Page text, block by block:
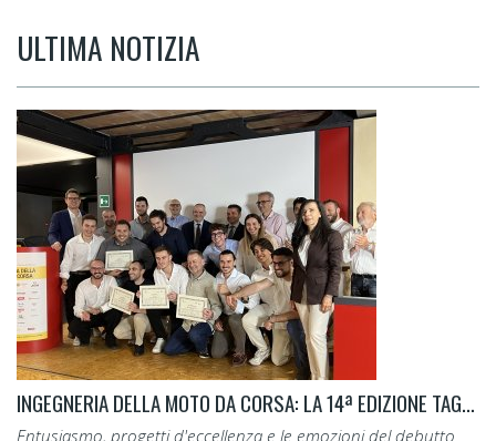
ULTIMA NOTIZIA
INGEGNERIA DELLA MOTO DA CORSA: LA 14ª EDIZIONE TAGLIA IL TRAGUARDO.
Entusiasmo, progetti d'eccellenza e le emozioni del debutto